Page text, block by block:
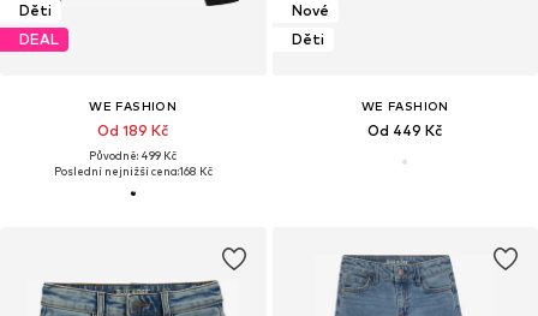
Děti
DEAL
WE FASHION
Od 189 Kč
Původně: 499 Kč
Poslední nejnižší cena:168 Kč
Nové
Děti
WE FASHION
Od 449 Kč